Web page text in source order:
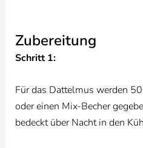
Zubereitung
Schritt 1:
Für das Dattelmus werden
oder einen Mix-Becher
bedeckt über Nacht in den